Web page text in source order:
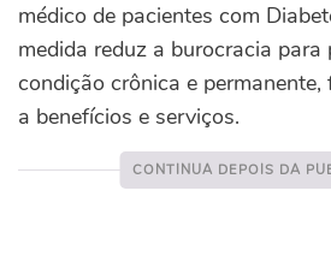
médico de pacientes com
medida reduz a burocracia para
condição crônica e
a benefícios e serviços.